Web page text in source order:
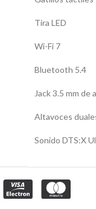
Tira LED
Wi-Fi 7
Bluetooth 5.4
Jack 3.5 mm de
Altavoces
Sonido DTS:X